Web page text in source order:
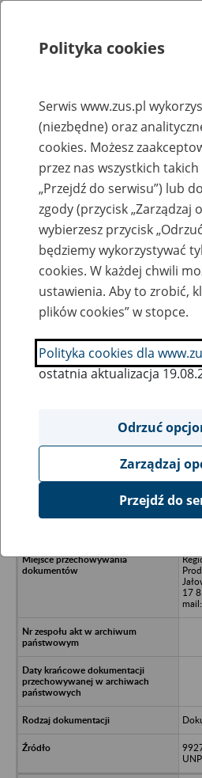
Rejestry, ewidencje i archiwa
Baza
przekształconych
Nazwa zakładu pracy:
SZUKAJ
Ukryj wszystkie pozycje bazy
17
Polityka cookies
Serwis www.zus.pl
(niezbędne) oraz
cookies. Możesz
przez nas wszystkich
„Przejdź do serwisu”) lub
zgody (przycisk „Zarządzaj
wybierzesz przycisk
będziemy wykorzystywać
cookies. W każdej chwili
ustawienia. Aby to zrobić,
plików cookies” w stopce.
Polityka cookies dla
ostatnia aktualizacja
Odrzuć
Zarządzaj
Przejdź do